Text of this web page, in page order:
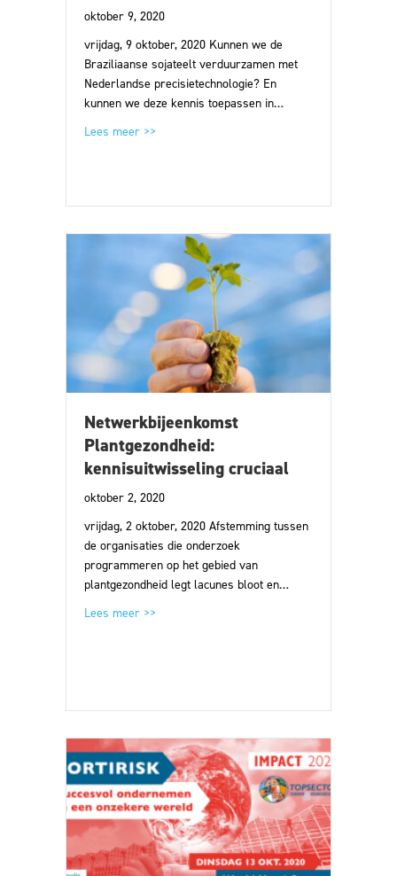
oktober 9, 2020
vrijdag, 9 oktober, 2020 Kunnen we de
Braziliaanse sojateelt verduurzamen met
Nederlandse precisietechnologie? En
kunnen we deze kennis toepassen in…
Lees meer >>
Netwerkbijeenkomst
Plantgezondheid:
kennisuitwisseling cruciaal
oktober 2, 2020
vrijdag, 2 oktober, 2020 Afstemming tussen
de organisaties die onderzoek
programmeren op het gebied van
plantgezondheid legt lacunes bloot en…
Lees meer >>